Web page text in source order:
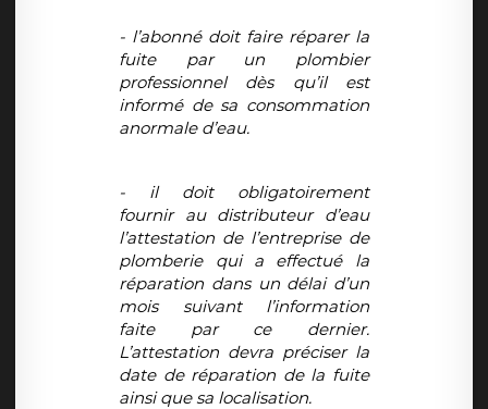
- l’abonné doit faire réparer la
fuite par un plombier
professionnel dès qu’il est
informé de sa consommation
anormale d’eau.
- il doit obligatoirement
fournir au distributeur d’eau
l’attestation de l’entreprise de
plomberie qui a effectué la
réparation dans un délai d’un
mois suivant l’information
faite par ce dernier.
L’attestation devra préciser la
date de réparation de la fuite
ainsi que sa localisation.